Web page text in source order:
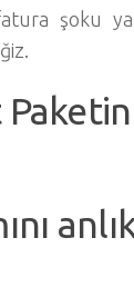
fatura şoku